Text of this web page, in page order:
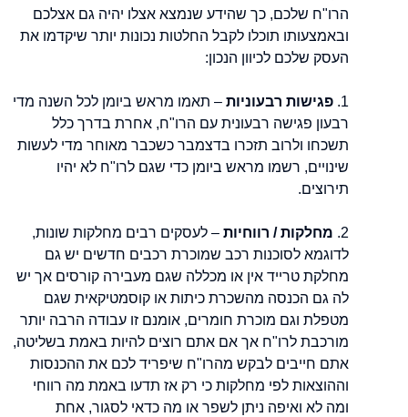
הרו"ח שלכם, כך שהידע שנמצא אצלו יהיה גם אצלכם
ובאמצעותו תוכלו לקבל החלטות נכונות יותר שיקדמו את
העסק שלכם לכיוון הנכון:
1. פגישות רבעוניות – תאמו מראש ביומן לכל השנה מדי
רבעון פגישה רבעונית עם הרו"ח, אחרת בדרך כלל
תשכחו ולרוב תזכרו בדצמבר כשכבר מאוחר מדי לעשות
שינויים, רשמו מראש ביומן כדי שגם לרו"ח לא יהיו
תירוצים.
2. מחלקות / רווחיות – לעסקים רבים מחלקות שונות,
לדוגמא לסוכנות רכב שמוכרת רכבים חדשים יש גם
מחלקת טרייד אין או מכללה שגם מעבירה קורסים אך יש
לה גם הכנסה מהשכרת כיתות או קוסמטיקאית שגם
מטפלת וגם מוכרת חומרים, אומנם זו עבודה הרבה יותר
מורכבת לרו"ח אך אם אתם רוצים להיות באמת בשליטה,
אתם חייבים לבקש מהרו"ח שיפריד לכם את ההכנסות
וההוצאות לפי מחלקות כי רק אז תדעו באמת מה רווחי
ומה לא ואיפה ניתן לשפר או מה כדאי לסגור, אחת